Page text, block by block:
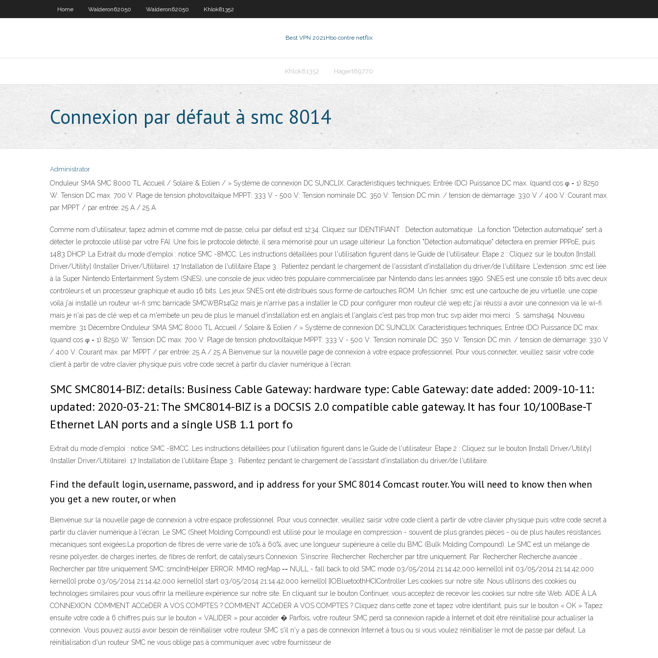
Home Walderon62050 Walderon62050 Khlok81352
Best VPN 2021Hbo contre netflix
Khlok81352 Hagert69770
Connexion par défaut à smc 8014
Administrator
Onduleur SMA SMC 8000 TL Accueil / Solaire & Eolien / » Système de connexion DC SUNCLIX. Caractéristiques techniques; Entrée (DC) Puissance DC max. (quand cos φ = 1) 8250
W: Tension DC max. 700 V: Plage de tension photovoltaïque MPPT: 333 V - 500 V: Tension nominale DC: 350 V: Tension DC min. / tension de démarrage: 330 V / 400 V: Courant max.
par MPPT / par entrée: 25 A / 25 A
Comme nom d'utilisateur, tapez admin et comme mot de passe, celui par défaut est 1234. Cliquez sur IDENTIFIANT . Détection automatique . La fonction "Détection automatique" sert à
détecter le protocole utilisé par votre FAI. Une fois le protocole détecté, il sera mémorisé pour un usage ultérieur. La fonction "Détection automatique" détectera en premier PPPoE, puis
1483 DHCP. La Extrait du mode d'emploi : notice SMC -8MCC. Les instructions détaillées pour l'utilisation figurent dans le Guide de l'utilisateur. Étape 2 : Cliquez sur le bouton [Install
Driver/Utility] (Installer Driver/Utilitaire). 17 Installation de l'utilitaire Étape 3 : Patientez pendant le chargement de l'assistant d'installation du driver/de l'utilitaire. L'extension .smc est liée
à la Super Nintendo Entertainment System (SNES), une console de jeux vidéo très populaire commercialisée par Nintendo dans les années 1990. SNES est une console 16 bits avec deux
contrôleurs et un processeur graphique et audio 16 bits. Les jeux SNES ont été distribués sous forme de cartouches ROM. Un fichier .smc est une cartouche de jeu virtuelle, une copie
voila j'ai installé un routeur wi-fi smc barricade SMCWBR14G2 mais je n'arrive pas a installer le CD pour configurer mon routeur clé wep etc j'ai réussi a avoir une connexion via le wi-fi
mais je n'ai pas de clé wep et ca m'embete un peu de plus le manuel d'installation est en anglais et l'anglais c'est pas trop mon truc svp aider moi merci . S. samsha94. Nouveau
membre. 31 Décembre Onduleur SMA SMC 8000 TL Accueil / Solaire & Eolien / » Système de connexion DC SUNCLIX. Caractéristiques techniques; Entrée (DC) Puissance DC max.
(quand cos φ = 1) 8250 W: Tension DC max. 700 V: Plage de tension photovoltaïque MPPT: 333 V - 500 V: Tension nominale DC: 350 V: Tension DC min. / tension de démarrage: 330 V
/ 400 V: Courant max. par MPPT / par entrée: 25 A / 25 A Bienvenue sur la nouvelle page de connexion à votre espace professionnel. Pour vous connecter, veuillez saisir votre code
client à partir de votre clavier physique puis votre code secret à partir du clavier numérique à l'écran.
SMC SMC8014-BIZ: details: Business Cable Gateway: hardware type: Cable Gateway: date added: 2009-10-11:
updated: 2020-03-21: The SMC8014-BIZ is a DOCSIS 2.0 compatible cable gateway. It has four 10/100Base-T
Ethernet LAN ports and a single USB 1.1 port fo
Extrait du mode d'emploi : notice SMC -8MCC. Les instructions détaillées pour l'utilisation figurent dans le Guide de l'utilisateur. Étape 2 : Cliquez sur le bouton [Install Driver/Utility]
(Installer Driver/Utilitaire). 17 Installation de l'utilitaire Étape 3 : Patientez pendant le chargement de l'assistant d'installation du driver/de l'utilitaire.
Find the default login, username, password, and ip address for your SMC 8014 Comcast router. You will need to know then when
you get a new router, or when
Bienvenue sur la nouvelle page de connexion à votre espace professionnel. Pour vous connecter, veuillez saisir votre code client à partir de votre clavier physique puis votre code secret à
partir du clavier numérique à l'écran. Le SMC (Sheet Molding Compound) est utilisé pour le moulage en compression - souvent de plus grandes pièces - où de plus hautes résistances
mécaniques sont exigées.La proportion de fibres de verre varie de 10% à 60%, avec une longueur supérieure à celle du BMC (Bulk Molding Compound). Le SMC est un mélange de
résine polyester, de charges inertes, de fibres de renfort, de catalyseurs Connexion. S'inscrire. Rechercher. Rechercher par titre uniquement. Par: Rechercher Recherche avancée …
Rechercher par titre uniquement SMC::smcInitHelper ERROR: MMIO regMap == NULL - fall back to old SMC mode 03/05/2014 21:14:42,000 kernel[0] init 03/05/2014 21:14:42,000
kernel[0] probe 03/05/2014 21:14:42,000 kernel[0] start 03/05/2014 21:14:42,000 kernel[0] [IOBluetoothHCIController Les cookies sur notre site. Nous utilisons des cookies ou
technologies similaires pour vous offrir la meilleure expérience sur notre site. En cliquant sur le bouton Continuer, vous acceptez de recevoir les cookies sur notre site Web. AIDE À LA
CONNEXION. COMMENT ACCéDER A VOS COMPTES ? COMMENT ACCéDER A VOS COMPTES ? Cliquez dans cette zone et tapez votre identifiant, puis sur le bouton « OK » Tapez
ensuite votre code à 6 chiffres puis sur le bouton « VALIDER » pour accéder � Parfois, votre routeur SMC perd sa connexion rapide à Internet et doit être réinitialisé pour actualiser la
connexion. Vous pouvez aussi avoir besoin de réinitialiser votre routeur SMC s'il n'y a pas de connexion Internet à tous ou si vous voulez réinitialiser le mot de passe par défaut. La
réinitialisation d'un routeur SMC ne vous oblige pas à communiquer avec votre fournisseur de